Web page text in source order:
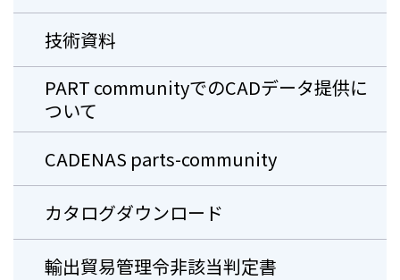
技術資料
PART communityでのCADデータ提供に
ついて
CADENAS parts-community
カタログダウンロード
輸出貿易管理令非該当判定書